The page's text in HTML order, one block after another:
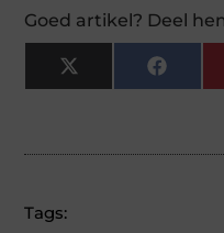
Goed artikel? Deel
X
(Twitter)
Tags: